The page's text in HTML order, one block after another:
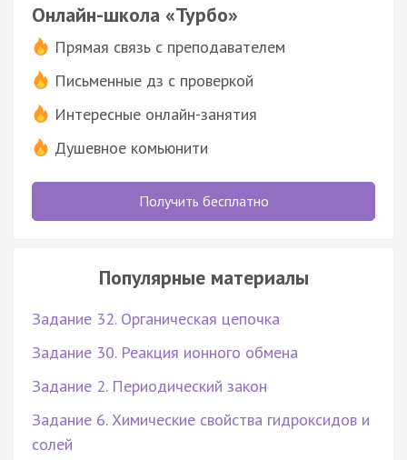
Онлайн-школа «Турбо»
Прямая связь с преподавателем
Письменные дз с проверкой
Интересные онлайн-занятия
Душевное комьюнити
Получить бесплатно
Популярные материалы
Задание 32. Органическая цепочка
Задание 30. Реакция ионного обмена
Задание 2. Периодический закон
Задание 6. Химические свойства гидроксидов и
солей